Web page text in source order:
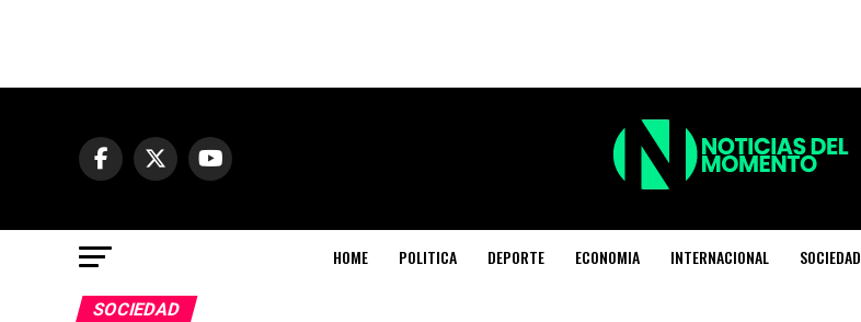
HOME POLITICA DEPORTE ECONOMIA INTERNACIONAL SOCIEDAD
SOCIEDAD